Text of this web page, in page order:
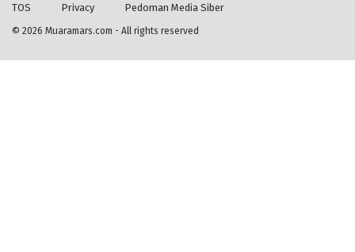
TOS
Privacy Pedoman Media Siber
© 2026 Muaramars.com - All rights reserved